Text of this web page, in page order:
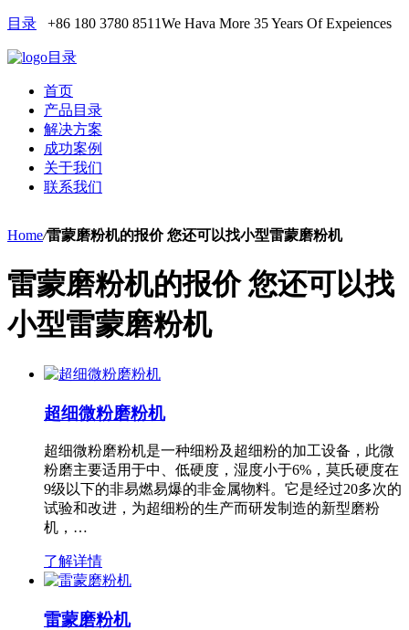
目录 +86 180 3780 8511We Hava More 35 Years Of Expeiences
目录
首页
产品目录
解决方案
成功案例
关于我们
联系我们
Home/雷蒙磨粉机的报价 您还可以找小型雷蒙磨粉机
雷蒙磨粉机的报价 您还可以找
小型雷蒙磨粉机
超细微粉磨粉机
超细微粉磨粉机是一种细粉及超细粉的加工设备，此微
粉磨主要适用于中、低硬度，湿度小于6%，莫氏硬度在
9级以下的非易燃易爆的非金属物料。它是经过20多次的
试验和改进，为超细粉的生产而研发制造的新型磨粉
机，…
了解详情
雷蒙磨粉机